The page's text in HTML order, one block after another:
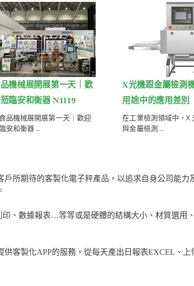
機械展開展第一天｜歡
臨安和衡器 N1119
食品機械展開展第一天｜歡迎
安和衡器 ...
X光機跟金屬檢測
用途中的應用差別
在工業檢測領域中，X
與金屬檢測 ...
所期待的客製化電子秤產品，以追求自身公司能
、數據報表…等等或是硬體的結構大小、材質選用
客製化APP的服務，從每天產出日報表EXCEL、